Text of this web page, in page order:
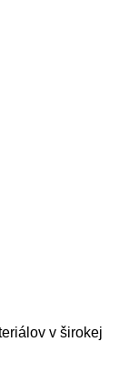
v širokej